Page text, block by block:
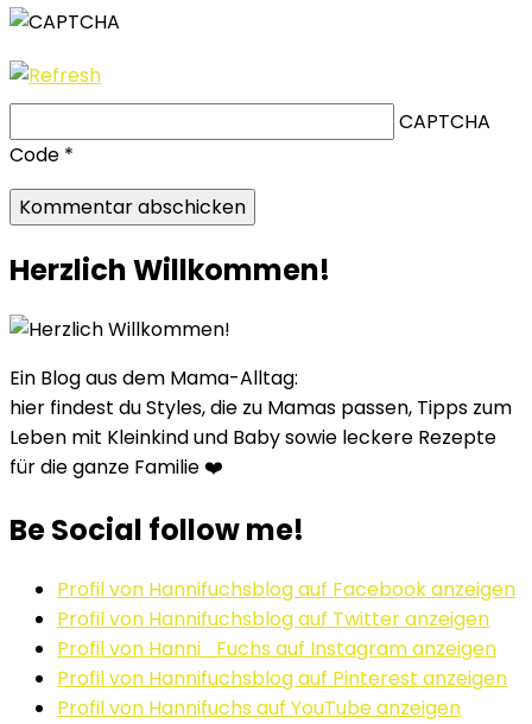
CAPTCHA
Code *
Herzlich Willkommen!
Ein Blog aus dem Mama-Alltag:
hier findest du Styles, die zu Mamas passen, Tipps zum
Leben mit Kleinkind und Baby sowie leckere Rezepte
für die ganze Familie ❤️
Be Social follow me!
Profil von Hannifuchsblog auf Facebook anzeigen
Profil von Hannifuchsblog auf Twitter anzeigen
Profil von Hanni_Fuchs auf Instagram anzeigen
Profil von Hannifuchsblog auf Pinterest anzeigen
Profil von Hannifuchs auf YouTube anzeigen